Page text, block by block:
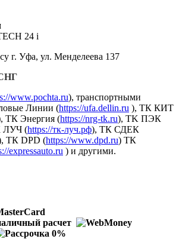
24 i
г. Уфа, ул. Менделеева 137
www.pochta.ru), транспортными
Линии (https://ufa.dellin.ru ), ТК КИТ
ТК Энергия (https://nrg-tk.ru), ТK ПЭК
ЛУЧ (https://тк-луч.рф), ТК СДЕК
ТК DPD (https://www.dpd.ru) ТК
expressauto.ru ) и другими.